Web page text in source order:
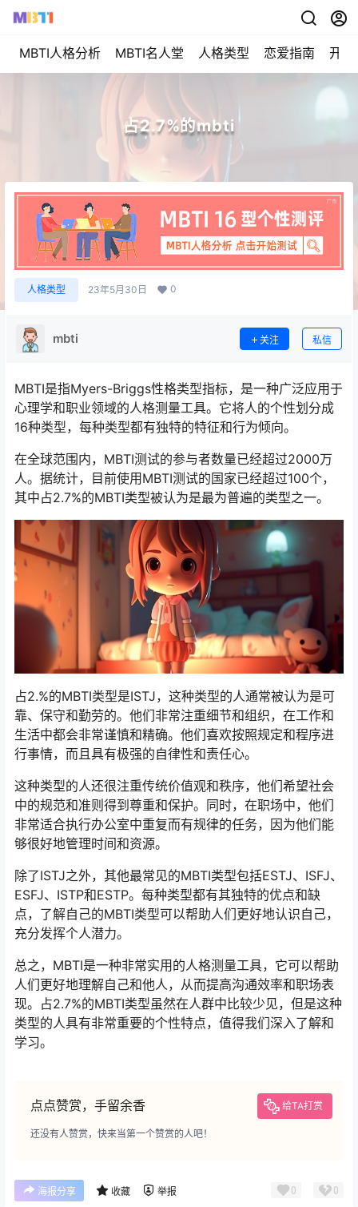
MBTI人格分析 MBTI名人堂 人格类型 恋爱指南 开始
占2.7%的mbti
人格类型 23年5月30日 0
mbti 关注 私信
MBTI是指Myers-Briggs性格类型指标，是一种广泛应用于
心理学和职业领域的人格测量工具。它将人的个性划分成
16种类型，每种类型都有独特的特征和行为倾向。
在全球范围内，MBTI测试的参与者数量已经超过2000万
人。据统计，目前使用MBTI测试的国家已经超过100个，
其中占2.7%的MBTI类型被认为是最为普遍的类型之一。
占2.%的MBTI类型是ISTJ，这种类型的人通常被认为是可
靠、保守和勤劳的。他们非常注重细节和组织，在工作和
生活中都会非常谨慎和精确。他们喜欢按照规定和程序进
行事情，而且具有极强的自律性和责任心。
这种类型的人还很注重传统价值观和秩序，他们希望社会
中的规范和准则得到尊重和保护。同时，在职场中，他们
非常适合执行办公室中重复而有规律的任务，因为他们能
够很好地管理时间和资源。
除了ISTJ之外，其他最常见的MBTI类型包括ESTJ、ISFJ、
ESFJ、ISTP和ESTP。每种类型都有其独特的优点和缺
点，了解自己的MBTI类型可以帮助人们更好地认识自己，
充分发挥个人潜力。
总之，MBTI是一种非常实用的人格测量工具，它可以帮助
人们更好地理解自己和他人，从而提高沟通效率和职场表
现。占2.7%的MBTI类型虽然在人群中比较少见，但是这种
类型的人具有非常重要的个性特点，值得我们深入了解和
学习。
点点赞赏，手留余香 给TA打赏
还没有人赞赏，快来当第一个赞赏的人吧！
海报分享 收藏 举报 0 0